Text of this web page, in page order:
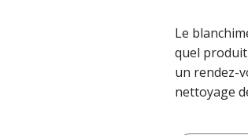
Le
quel
un rendez-
nettoyage